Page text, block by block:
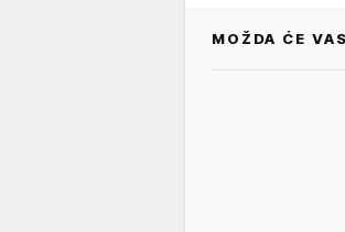
MOŽDA ĆE